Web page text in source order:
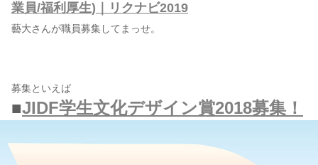
業員/福利厚生)｜リクナビ2019
藝大さんが職員募集してまっせ。
募集といえば
■JIDF学生文化デザイン賞2018募集！